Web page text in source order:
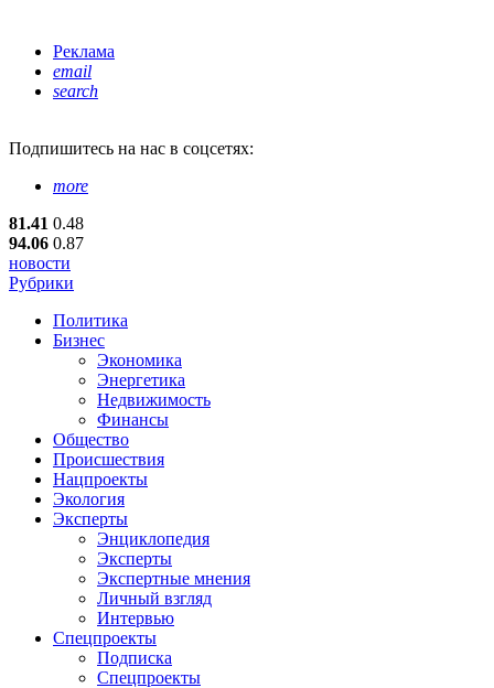
Реклама
email
search
Подпишитесь на нас в соцсетях:
more
81.41 0.48
94.06 0.87
новости
Рубрики
Политика
Бизнес
Экономика
Энергетика
Недвижимость
Финансы
Общество
Происшествия
Нацпроекты
Экология
Эксперты
Энциклопедия
Эксперты
Экспертные мнения
Личный взгляд
Интервью
Спецпроекты
Подписка
Спецпроекты